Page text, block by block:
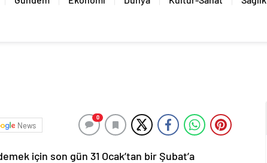
News
0
için son gün 31 Ocak’tan bir Şubat’a